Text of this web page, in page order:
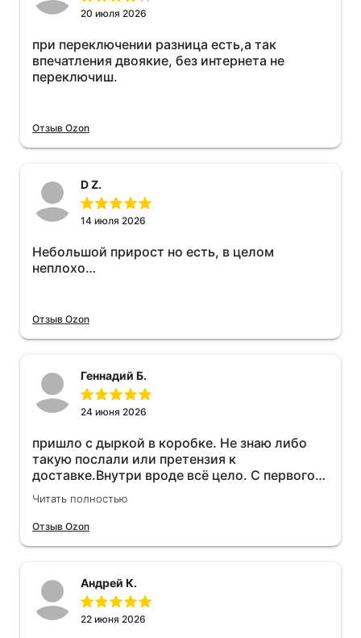
20 июля 2026
при переключении разница есть,а так
впечатления двоякие, без интернета не
переключиш.
Отзыв Ozon
D Z.
14 июля 2026
Небольшой прирост но есть, в целом
неплохо…
Отзыв Ozon
Геннадий Б.
24 июня 2026
пришло с дыркой в коробке. Не знаю либо
такую послали или претензия к
доставке.Внутри вроде всё цело. С первого
раза установить не получается не знаю
может интернет дурит. Четыре звёзды за
упаковку с дыркой.Как опробую дополню
всё установилось по работе устройства
дополню позже ещё не проехал 120
км.Дополняю после пробега 120 км
Читать полностью
Отзыв Ozon
Андрей К.
22 июня 2026